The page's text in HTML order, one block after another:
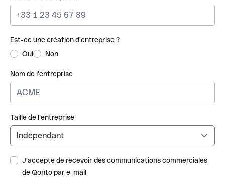
Est-ce une création d'entreprise ?
Oui
Non
Nom de l'entreprise
Taille de l'entreprise
J'accepte de recevoir des communications commerciales
de Qonto par e-mail